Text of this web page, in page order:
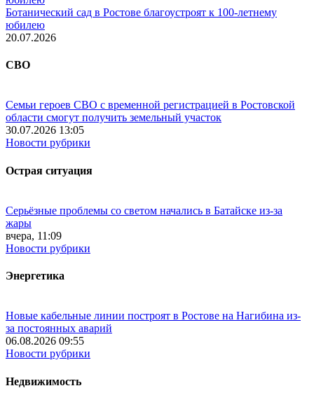
Ботанический сад в Ростове благоустроят к 100-летнему
юбилею
20.07.2026
СВО
Семьи героев СВО с временной регистрацией в Ростовской
области смогут получить земельный участок
30.07.2026 13:05
Новости рубрики
Острая ситуация
Серьёзные проблемы со светом начались в Батайске из-за
жары
вчера, 11:09
Новости рубрики
Энергетика
Новые кабельные линии построят в Ростове на Нагибина из-
за постоянных аварий
06.08.2026 09:55
Новости рубрики
Недвижимость